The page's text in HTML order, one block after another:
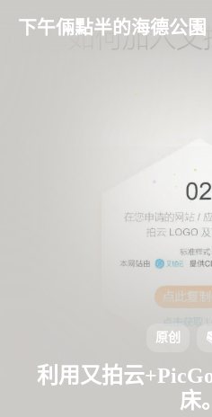
下午倆點半的海德公園
原创
利用又拍云
床。